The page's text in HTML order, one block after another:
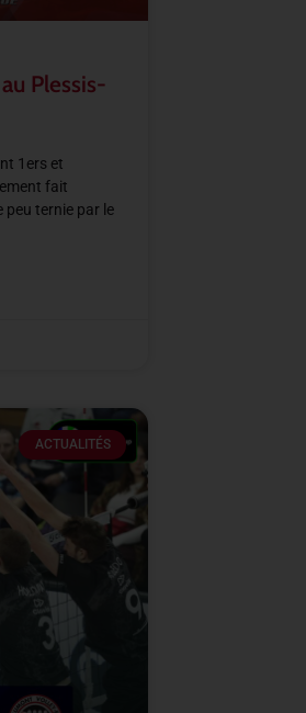
Plessis-
1ers et
fait
peu ternie par le
ACTUALITÉS